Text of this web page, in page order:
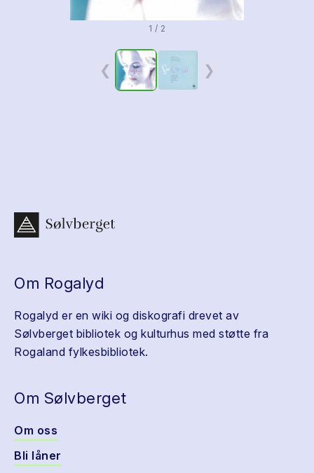
1 / 2
❮ ❯
Om Rogalyd
Rogalyd er en wiki og diskografi drevet av
Sølvberget bibliotek og kulturhus med støtte fra
Rogaland fylkesbibliotek.
Om Sølvberget
Om oss
Bli låner